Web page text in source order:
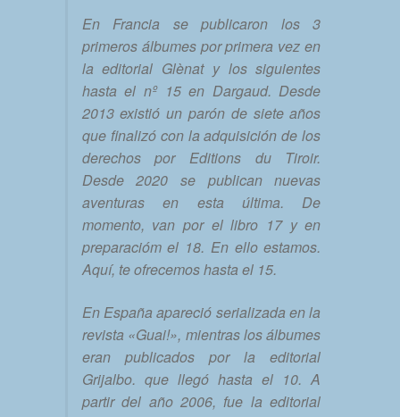
En Francia se publicaron los 3
primeros álbumes por primera vez en
la editorial Glènat y los siguientes
hasta el nº 15 en Dargaud. Desde
2013 existió un parón de siete años
que finalizó con la adquisición de los
derechos por Editions du Tiroir.
Desde 2020 se publican nuevas
aventuras en esta última. De
momento, van por el libro 17 y en
preparacióm el 18. En ello estamos.
Aquí, te ofrecemos hasta el 15.
En España apareció serializada en la
revista «Guai!», mientras los álbumes
eran publicados por la editorial
Grijalbo. que llegó hasta el 10. A
partir del año 2006, fue la editorial